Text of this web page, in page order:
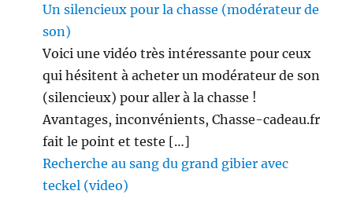
Un silencieux pour la chasse (modérateur de
son)
Voici une vidéo très intéressante pour ceux
qui hésitent à acheter un modérateur de son
(silencieux) pour aller à la chasse !
Avantages, inconvénients, Chasse-cadeau.fr
fait le point et teste […]
Recherche au sang du grand gibier avec
teckel (video)